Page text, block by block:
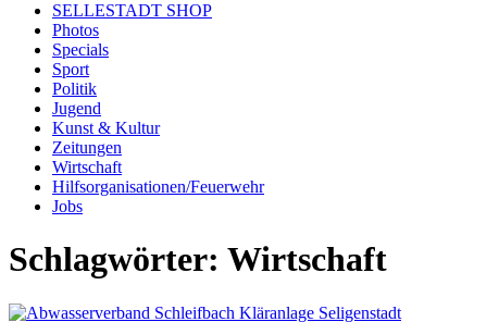
SELLESTADT SHOP
Photos
Specials
Sport
Politik
Jugend
Kunst & Kultur
Zeitungen
Wirtschaft
Hilfsorganisationen/Feuerwehr
Jobs
Schlagwörter: Wirtschaft